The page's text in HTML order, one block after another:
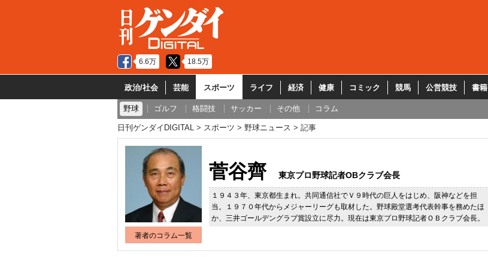
6.6万 18.5万
政治/社会 芸能 スポーツ ライフ 経済 健康 コミック 競馬 公営競技 書籍
野球 ゴルフ 格闘技 サッカー その他 コラム
日刊ゲンダイDIGITAL スポーツ 野球ニュース 記事
著者のコラム一覧
菅谷齊 東京プロ野球記者OBクラブ会長
１９４３年、東京都生まれ。共同通信社でＶ９時代の巨人をはじめ、阪神などを担
当。１９７０年代からメジャーリーグも取材した。野球殿堂選考代表幹事を務めたほ
か、三井ゴールデングラブ賞設立に尽力。現在は東京プロ野球記者ＯＢクラブ会長。